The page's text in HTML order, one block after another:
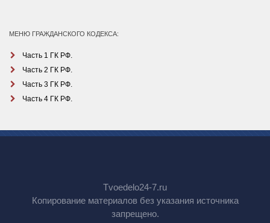
МЕНЮ ГРАЖДАНСКОГО КОДЕКСА:
Часть 1 ГК РФ.
Часть 2 ГК РФ.
Часть 3 ГК РФ.
Часть 4 ГК РФ.
Tvoedelo24-7.ru
Копирование материалов без указания источника
запрещено.